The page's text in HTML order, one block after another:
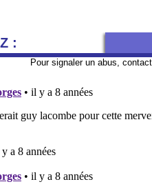
:
Pour signaler un abus,